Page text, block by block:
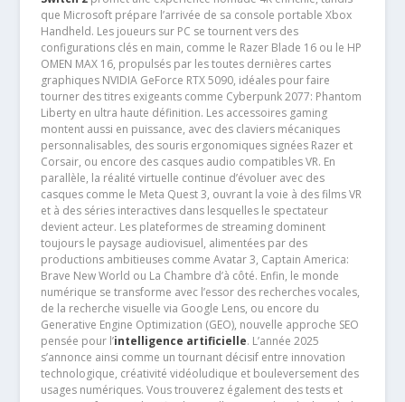
que Microsoft prépare l’arrivée de sa console portable Xbox
Handheld. Les joueurs sur PC se tournent vers des
configurations clés en main, comme le Razer Blade 16 ou le HP
OMEN MAX 16, propulsés par les toutes dernières cartes
graphiques NVIDIA GeForce RTX 5090, idéales pour faire
tourner des titres exigeants comme Cyberpunk 2077: Phantom
Liberty en ultra haute définition. Les accessoires gaming
montent aussi en puissance, avec des claviers mécaniques
personnalisables, des souris ergonomiques signées Razer et
Corsair, ou encore des casques audio compatibles VR. En
parallèle, la réalité virtuelle continue d’évoluer avec des
casques comme le Meta Quest 3, ouvrant la voie à des films VR
et à des séries interactives dans lesquelles le spectateur
devient acteur. Les plateformes de streaming dominent
toujours le paysage audiovisuel, alimentées par des
productions ambitieuses comme Avatar 3, Captain America:
Brave New World ou La Chambre d’à côté. Enfin, le monde
numérique se transforme avec l’essor des recherches vocales,
de la recherche visuelle via Google Lens, ou encore du
Generative Engine Optimization (GEO), nouvelle approche SEO
pensée pour l’intelligence artificielle. L’année 2025
s’annonce ainsi comme un tournant décisif entre innovation
technologique, créativité vidéoludique et bouleversement des
usages numériques. Vous trouverez également des tests et